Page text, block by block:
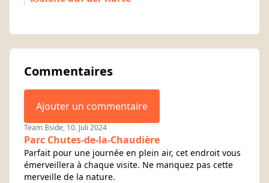
Commentaires
Ajouter un commentaire
Team Bside, 10. Juli 2024
Parc Chutes-de-la-Chaudière
Parfait pour une journée en plein air, cet endroit vous
émerveillera à chaque visite. Ne manquez pas cette
merveille de la nature.